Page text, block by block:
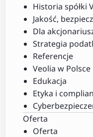
Historia spółki
Jakość,
Dla
Strategia
Referencje
Veolia w Polsce
Edukacja
Etyka i
Oferta
Oferta